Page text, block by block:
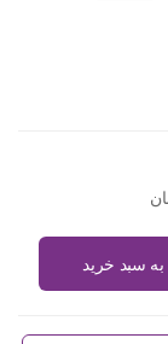
به سبد خرید